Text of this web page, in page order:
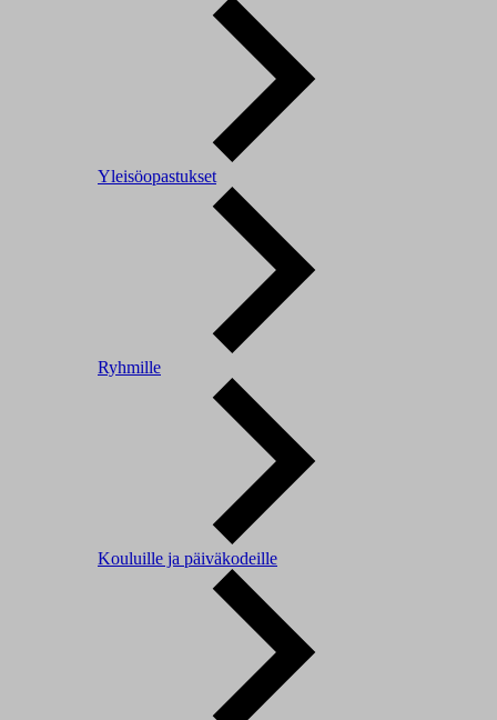
Yleisöopastukset
Ryhmille
Kouluille ja päiväkodeille